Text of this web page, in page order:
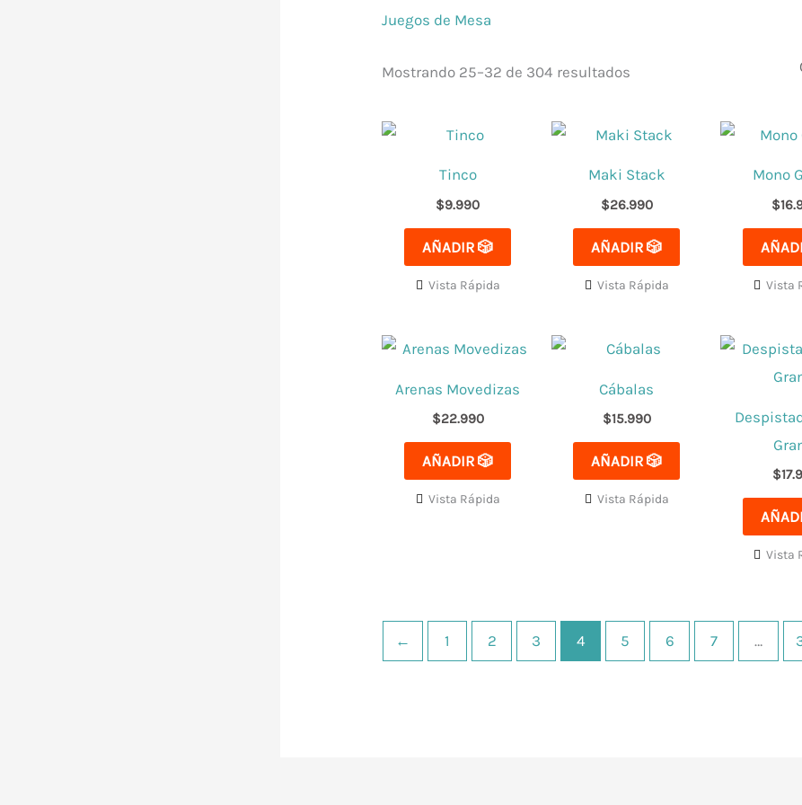
Juegos de Mesa
Mostrando 25–32 de 304 resultados
Tinco
$9.990
AÑADIR 🎲
Vista Rápida
Maki Stack
$26.990
AÑADIR 🎲
Vista Rápida
Mono
$
Vista
Arenas Movedizas
$22.990
AÑADIR 🎲
Vista Rápida
Cábalas
$15.990
AÑADIR 🎲
Vista Rápida
$
Vista
← 1 2 3 4 5 6 7 …